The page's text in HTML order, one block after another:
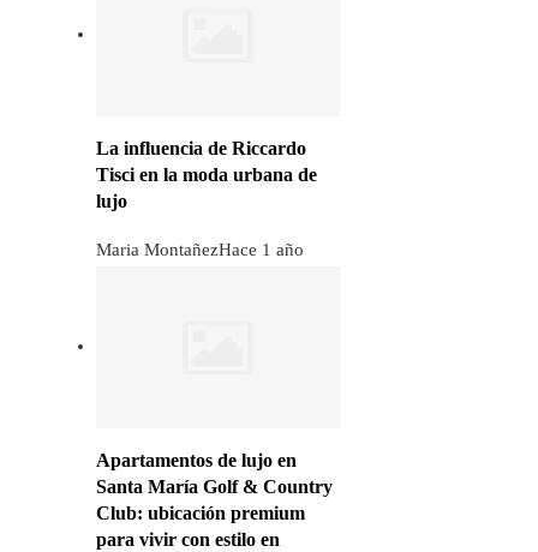
La influencia de Riccardo
Tisci en la moda urbana de
lujo
Maria MontañezHace 1 año
Apartamentos de lujo en
Santa María Golf & Country
Club: ubicación premium
para vivir con estilo en